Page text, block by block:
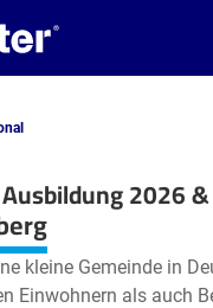
2026
Leaflet| ©
kleine Gemeinde in
Einwohnern als auch